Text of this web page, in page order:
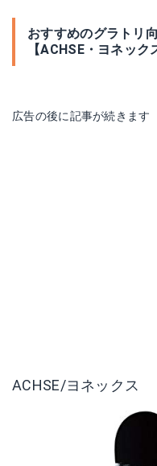
おすすめのグラトリ
【ACHSE・ヨネック
広告の後に記事が続きます
ACHSE/ヨネックス